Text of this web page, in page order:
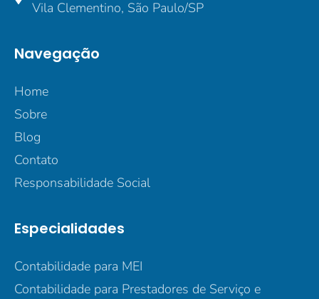
Vila Clementino, São Paulo/SP
Navegação
Home
Sobre
Blog
Contato
Responsabilidade Social
Especialidades
Contabilidade para MEI
Contabilidade para Prestadores de Serviço e